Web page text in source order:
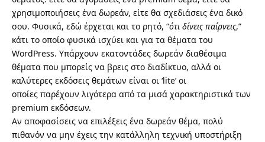
χρησιμοποιήσεις ένα δωρεάν, είτε θα σχεδιάσεις ένα δικό
σου. Φυσικά, εδώ έρχεται και το ρητό, “ότι δίνεις παίρνεις,”
κάτι το οποίο φυσικά ισχύει και για τα θέματα του
WordPress. Υπάρχουν εκατοντάδες δωρεάν διαθέσιμα
θέματα που μπορείς να βρεις στο διαδίκτυο, αλλά οι
καλύτερες εκδόσεις θεμάτων είναι οι ‘lite’ οι
οποίες παρέχουν λιγότερα από τα μισά χαρακτηριστικά των
premium εκδόσεων.
Αν αποφασίσεις να επιλέξεις ένα δωρεάν θέμα, πολύ
πιθανόν να μην έχεις την κατάλληλη τεχνική υποστήριξη